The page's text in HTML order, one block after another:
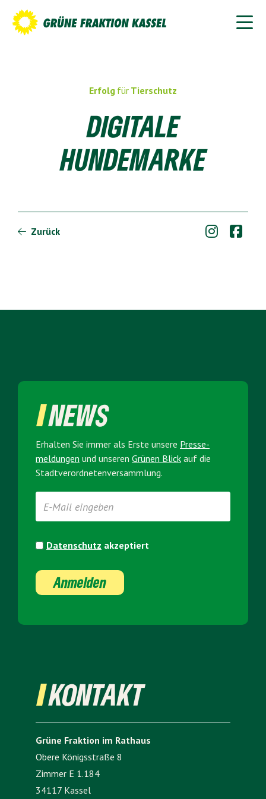
Erfolg für Tierschutz
DIGITALE
HUNDEMARKE
 Zurück  
NEWS
Erhalten Sie immer als Erste unsere Presse­
meldungen und unseren Grünen Blick auf die
Stadt­verordneten­versammlung.
Datenschutz akzeptiert
Anmelden
KONTAKT
Grüne Fraktion im Rathaus
Obere Königsstraße 8
Zimmer E 1.184
34117 Kassel